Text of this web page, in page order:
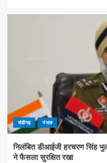
चंडीगढ़ पंजाब
निलंबित डीआईजी हरचरण सिंह
ने फैसला सुरक्षित रखा